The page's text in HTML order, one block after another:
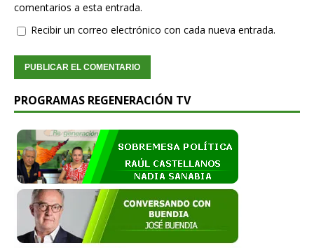
comentarios a esta entrada.
Recibir un correo electrónico con cada nueva entrada.
PROGRAMAS REGENERACIÓN TV